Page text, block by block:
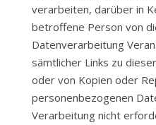
verarbeiten, darüber in
betroffene Person von
Datenverarbeitung
sämtlicher Links zu
oder von Kopien oder
personenbezogenen
Verarbeitung nicht